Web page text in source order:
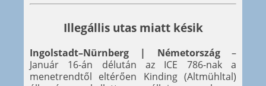
Illegállis utas miatt késik
Ingolstadt–Nürnberg | Németország–
Január 16-án délután az ICE 786-nak a
menetrendtől eltérően Kinding (Altmühltal)